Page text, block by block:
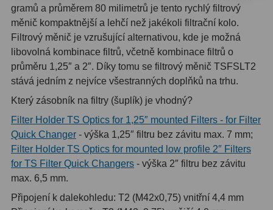
Optické hledáčky15
Red Dot hledáčky6
Sluneční hledáčky 3
Úchyty a držáky hledáčků4
Příslušenství54
Redukce 1,25" a 2"17
Svítilny 5
Čištění 28
gramů a průměrem 80 milimetrů je tento rychlý filtrový
měnič kompaktnější a lehčí než jakékoli filtrační kolo.
Filtrový měnič je vzrušující alternativou, kde je možná
libovolná kombinace filtrů, včetně kombinace filtrů o
průměru 1,25″ a 2″. Díky tomu se filtrový měnič TSFSLT2
stává jedním z nejvíce všestranných doplňků na trhu.
Který zásobník na filtry (šuplík) je vhodný?
Filter Holder TS Optics for 1,25″ mounted Filters - for Filter
Quick Changer - výška 1,25″ filtru bez závitu max. 7 mm;
Filter Holder TS Optics for mounted low profile 2″ Filters
for TS Filter Quick Changers - výška 2″ filtru bez závitu
max. 6,5 mm.
Připojení k dalekohledu: T2 (M42x0,75) vnitřní 4,4 mm